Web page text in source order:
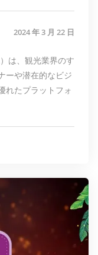
2024 年 3 月 22 日
は、観光業界のす
ーや潜在的なビジ
れたプラットフォ